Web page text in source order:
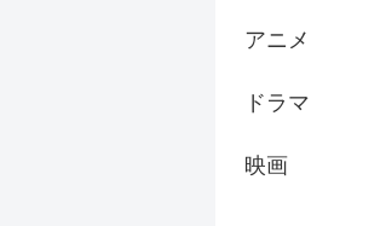
アニメ
ドラマ
映画